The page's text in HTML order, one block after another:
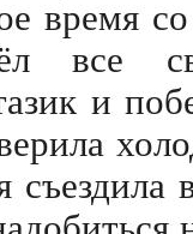
время
все
и